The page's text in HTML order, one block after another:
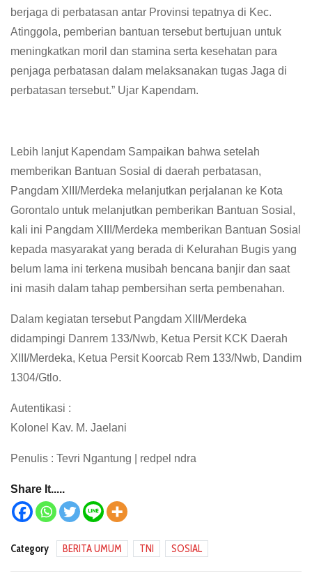
berjaga di perbatasan antar Provinsi tepatnya di Kec.
Atinggola, pemberian bantuan tersebut bertujuan untuk
meningkatkan moril dan stamina serta kesehatan para
penjaga perbatasan dalam melaksanakan tugas Jaga di
perbatasan tersebut.” Ujar Kapendam.
Lebih lanjut Kapendam Sampaikan bahwa setelah
memberikan Bantuan Sosial di daerah perbatasan,
Pangdam XIII/Merdeka melanjutkan perjalanan ke Kota
Gorontalo untuk melanjutkan pemberikan Bantuan Sosial,
kali ini Pangdam XIII/Merdeka memberikan Bantuan Sosial
kepada masyarakat yang berada di Kelurahan Bugis yang
belum lama ini terkena musibah bencana banjir dan saat
ini masih dalam tahap pembersihan serta pembenahan.
Dalam kegiatan tersebut Pangdam XIII/Merdeka
didampingi Danrem 133/Nwb, Ketua Persit KCK Daerah
XIII/Merdeka, Ketua Persit Koorcab Rem 133/Nwb, Dandim
1304/Gtlo.
Autentikasi :
Kolonel Kav. M. Jaelani
Penulis : Tevri Ngantung | redpel ndra
Share It.....
Category BERITA UMUM TNI SOSIAL